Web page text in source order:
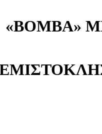
«ΒΟΜΒΑ»